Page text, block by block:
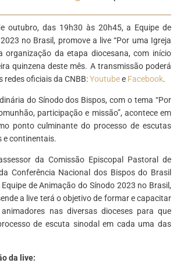
outubro, das 19h30 às 20h45, a Equipe de
no Brasil, promove a live “Por uma Igreja
organização da etapa diocesana, com início
quinzena deste mês. A transmissão poderá
redes oficiais da CNBB:Youtubee Facebook.
do Sínodo dos Bispos, com o tema “Por
participação e missão”, acontece em
ponto culminante do processo de escutas
e continentais.
da Comissão Episcopal Pastoral de
Conferência Nacional dos Bispos do Brasil
de Animação do Sínodo 2023 no Brasil,
a live terá o objetivo de formar e capacitar
nas diversas dioceses para que
de escuta sinodal em cada uma das
da live: